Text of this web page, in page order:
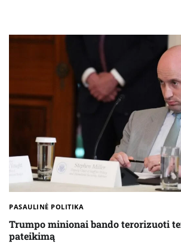
PASAULINĖ POLITIKA
Trumpo minionai bando terorizuoti
pateikimą